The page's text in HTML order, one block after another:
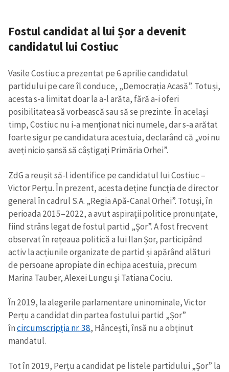
Trimite o informație
Despre ZdG
in English
на русском
Fostul candidat al lui Șor a devenit
candidatul lui Costiuc
Vasile Costiuc a prezentat pe 6 aprilie candidatul
partidului pe care îl conduce, „Democrația Acasă”. Totuși,
acesta s-a limitat doar la a-l arăta, fără a-i oferi
posibilitatea să vorbească sau să se prezinte. În același
timp, Costiuc nu i-a menționat nici numele, dar s-a arătat
foarte sigur pe candidatura acestuia, declarând că „voi nu
aveți nicio șansă să câștigați Primăria Orhei”.
ZdG a reușit să-l identifice pe candidatul lui Costiuc –
Victor Perțu. În prezent, acesta deține funcția de director
general în cadrul S.A. „Regia Apă-Canal Orhei”. Totuși, în
perioada 2015–2022, a avut aspirații politice pronunțate,
fiind strâns legat de fostul partid „Șor”. A fost frecvent
observat în rețeaua politică a lui Ilan Șor, participând
activ la acțiunile organizate de partid și apărând alături
de persoane apropiate din echipa acestuia, precum
Marina Tauber, Alexei Lungu și Tatiana Cociu.
În 2019, la alegerile parlamentare uninominale, Victor
Perțu a candidat din partea fostului partid „Șor”
încircumscripția nr. 38, Hâncești, însă nu a obținut
mandatul.
Tot în 2019, Perțu a candidat pe listele partidului „Șor” la